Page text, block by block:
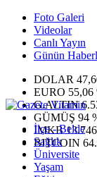
Foto Galeri
Videolar
Canlı Yayın
Günün
DOLAR
EURO 55,06
G.ALTIN
GÜMÜŞ 94
IMKB
BITCOIN
İlçe - Belde
Sağlık
Üniversite
Yaşam